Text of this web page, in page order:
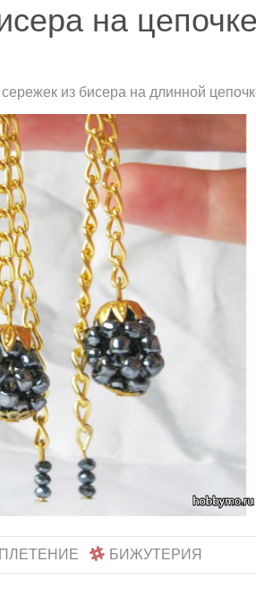
на
из бисера на длинной
БИЖУТЕРИЯ